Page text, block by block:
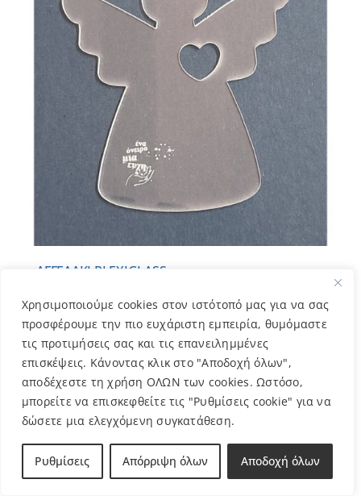
Χρησιμοποιούμε cookies στον ιστότοπό μας για να σας
προσφέρουμε την πιο ευχάριστη εμπειρία, θυμόμαστε
τις προτιμήσεις σας και τις επανειλημμένες
επισκέψεις. Κάνοντας κλικ στο "Αποδοχή όλων",
αποδέχεστε τη χρήση ΟΛΩΝ των cookies. Ωστόσο,
μπορείτε να επισκεφθείτε τις "Ρυθμίσεις cookie" για να
δώσετε μια ελεγχόμενη συγκατάθεση.
Ρυθμίσεις Απόρριψη όλων Αποδοχή όλων
ΑΓΓΕΛΑΚΙ PLEXIGLASS
Out of stock